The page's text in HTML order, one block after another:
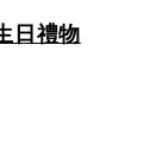
日禮物